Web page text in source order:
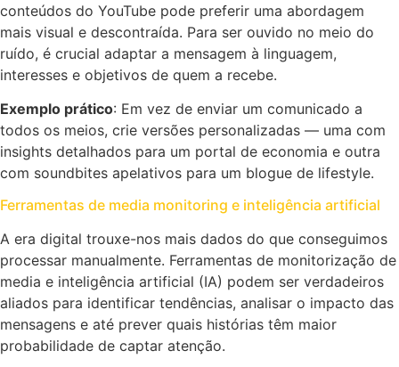
conteúdos do YouTube pode preferir uma abordagem
mais visual e descontraída. Para ser ouvido no meio do
ruído, é crucial adaptar a mensagem à linguagem,
interesses e objetivos de quem a recebe.
Exemplo prático: Em vez de enviar um comunicado a
todos os meios, crie versões personalizadas — uma com
insights detalhados para um portal de economia e outra
com soundbites apelativos para um blogue de lifestyle.
Ferramentas de media monitoring e inteligência artificial
A era digital trouxe-nos mais dados do que conseguimos
processar manualmente. Ferramentas de monitorização de
media e inteligência artificial (IA) podem ser verdadeiros
aliados para identificar tendências, analisar o impacto das
mensagens e até prever quais histórias têm maior
probabilidade de captar atenção.